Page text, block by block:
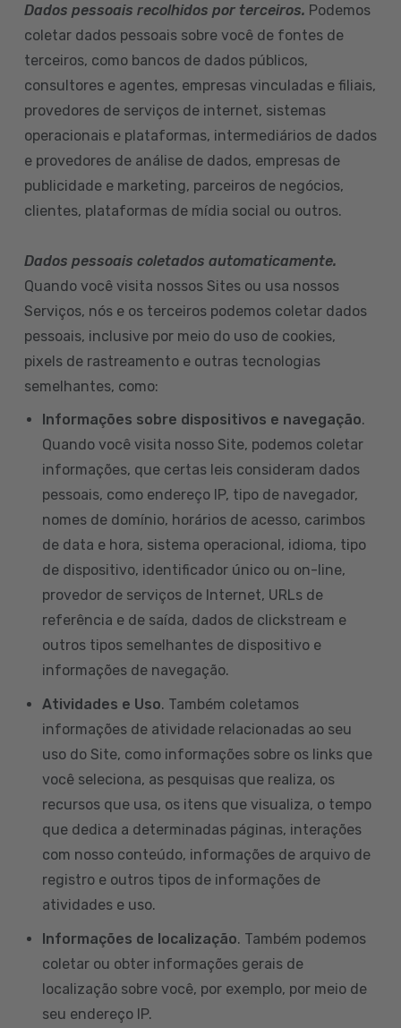
Dados pessoais recolhidos por terceiros. Podemos
coletar dados pessoais sobre você de fontes de
terceiros, como bancos de dados públicos,
consultores e agentes, empresas vinculadas e filiais,
provedores de serviços de internet, sistemas
operacionais e plataformas, intermediários de dados
e provedores de análise de dados, empresas de
publicidade e marketing, parceiros de negócios,
clientes, plataformas de mídia social ou outros.
Dados pessoais coletados automaticamente.
Quando você visita nossos Sites ou usa nossos
Serviços, nós e os terceiros podemos coletar dados
pessoais, inclusive por meio do uso de cookies,
pixels de rastreamento e outras tecnologias
semelhantes, como:
Informações sobre dispositivos e navegação.
Quando você visita nosso Site, podemos coletar
informações, que certas leis consideram dados
pessoais, como endereço IP, tipo de navegador,
nomes de domínio, horários de acesso, carimbos
de data e hora, sistema operacional, idioma, tipo
de dispositivo, identificador único ou on-line,
provedor de serviços de Internet, URLs de
referência e de saída, dados de clickstream e
outros tipos semelhantes de dispositivo e
informações de navegação.
Atividades e Uso. Também coletamos
informações de atividade relacionadas ao seu
uso do Site, como informações sobre os links que
você seleciona, as pesquisas que realiza, os
recursos que usa, os itens que visualiza, o tempo
que dedica a determinadas páginas, interações
com nosso conteúdo, informações de arquivo de
registro e outros tipos de informações de
atividades e uso.
Informações de localização. Também podemos
coletar ou obter informações gerais de
localização sobre você, por exemplo, por meio de
seu endereço IP.